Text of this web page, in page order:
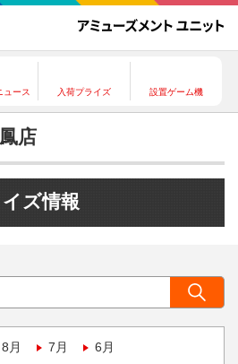
ュース 入荷プライズ 設置ゲーム機
店
ズ情報
8月 7月 6月